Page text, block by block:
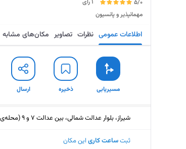
5/0
1 رای
مهمانپذیر و پانسیون
اطلاعات عمومی نظرات تصاویر مکان‌های مشابه
مسیریابی ذخیره ارسال
شیراز، بلوار عدالت شمالی، بین عدالت 7 و 9 (محله‌ی سپاه شمالی)
ثبتساعت کاری این مکان